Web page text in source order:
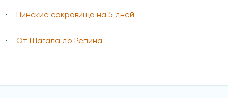
Пинские сокровища на 5 дней
От Шагала до Репина